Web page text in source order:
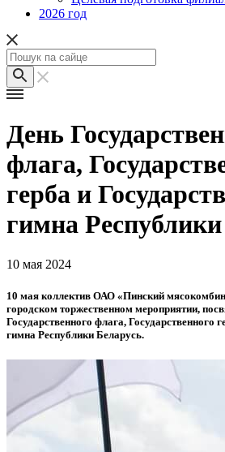
2026 год
День
флага,
герба и
гимна
10 мая 2024
10 мая коллектив ОАО «Пинский
городском торжественном мероприятии,
Государственного флага, Государственного
гимна Республики Беларусь.